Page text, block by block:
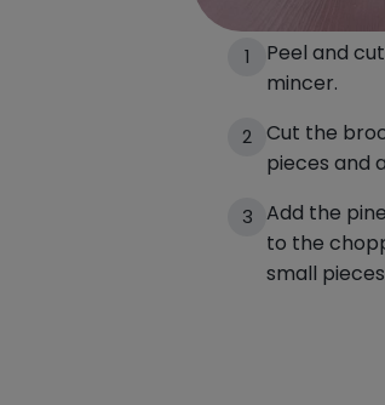
1
Peel and
mincer.
2 Cut the
pieces and
3 Add the
to the
small